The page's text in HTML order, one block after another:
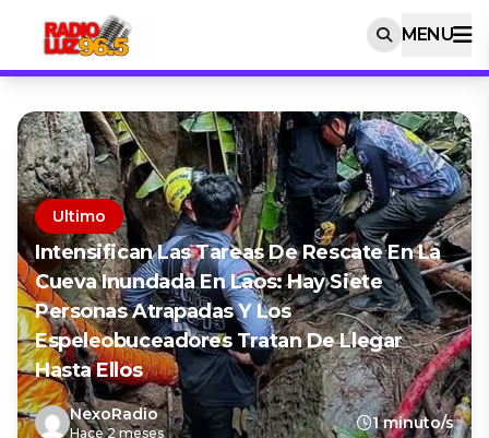
MENU
Ultimo
Intensifican Las Tareas De Rescate En La
Cueva Inundada En Laos: Hay Siete
Personas Atrapadas Y Los
Espeleobuceadores Tratan De Llegar
Hasta Ellos
NexoRadio
Hace 2 meses
1 minuto/s